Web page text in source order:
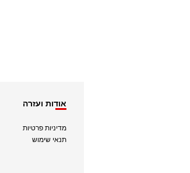
אודות ועזרה
מדיניות פרטיות
תנאי שימוש